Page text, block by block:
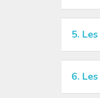
5.
6.